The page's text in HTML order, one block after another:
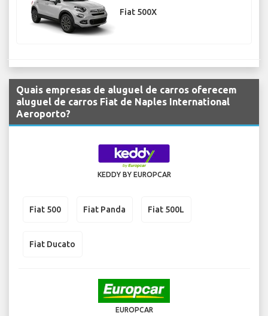
Fiat 500X
Quais empresas de aluguel de carros oferecem
aluguel de carros Fiat de Naples International
Aeroporto?
KEDDY BY EUROPCAR
Fiat 500 Fiat Panda Fiat 500L
Fiat Ducato
EUROPCAR